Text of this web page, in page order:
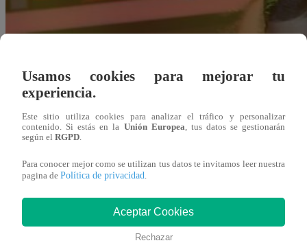
Usamos cookies para mejorar tu
experiencia.
Este sitio utiliza cookies para analizar el tráfico y personalizar
contenido. Si estás en la Unión Europea , tus datos se gestionarán
según el RGPD
Para conocer mejor como se utilizan tus datos te invitamos leer nuestra
pagina de Política de privacidad
Aceptar Cookies
Rechazar